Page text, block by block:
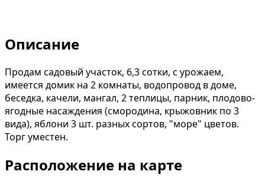
Описание
Продам садовый участок, 6,3 сотки, с урожаем,
имеется домик на 2 комнаты, водопровод в доме,
беседка, качели, мангал, 2 теплицы, парник, плодово-
ягодные насаждения (смородина, крыжовник по 3
вида), яблони 3 шт. разных сортов, "море" цветов.
Торг уместен.
Расположение на карте